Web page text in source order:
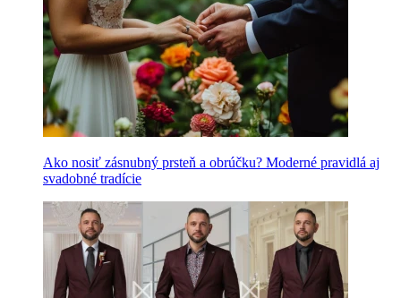
Ako nosiť zásnubný prsteň a obrúčku? Moderné pravidlá aj
svadobné tradície